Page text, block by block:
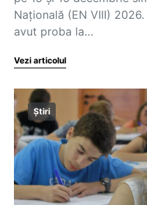
Națională (EN VIII)
avut proba la…
Vezi articolul
Știri